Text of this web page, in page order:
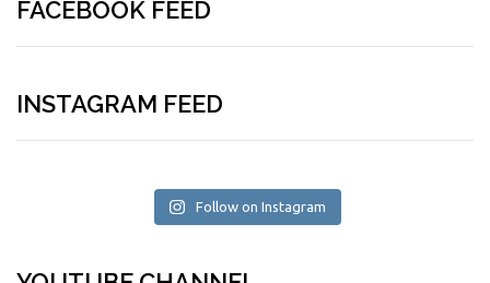
FACEBOOK FEED
INSTAGRAM FEED
Follow on Instagram